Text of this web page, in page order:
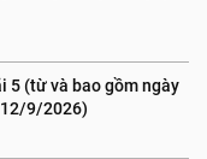
5 (từ và bao gồm ngày
9/2026)